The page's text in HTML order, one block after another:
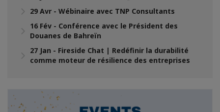
29 Avr - Wébinaire avec TNP Consultants
16 Fév - Conférence avec le Président des
Douanes de Bahreïn
27 Jan - Fireside Chat | Redéfinir la durabilité
comme moteur de résilience des entreprises